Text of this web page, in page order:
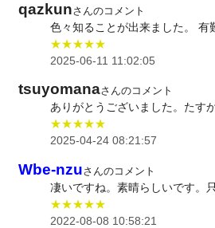
qazkunさんのコメント
色々知ることが出来ました。 有
★★★★★
2025-06-11 11:02:05
tsuyomanaさんのコメント
ありがとうございました。たす
★★★★★
2025-04-24 08:21:57
Wbe-nzuさんのコメント
凄いですね。素晴らしいです。
★★★★★
2022-08-08 10:58:21